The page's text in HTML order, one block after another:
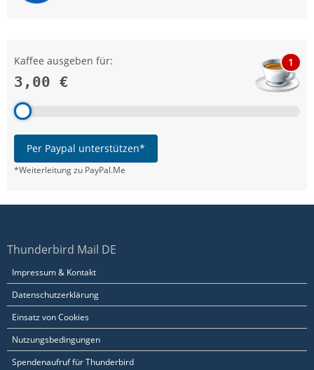
Kaffee ausgeben für:
3,00 €
1
Per Paypal unterstützen*
*Weiterleitung zu PayPal.Me
Thunderbird Mail DE
Impressum & Kontakt
Datenschutzerklärung
Einsatz von Cookies
Nutzungsbedingungen
Spendenaufruf für Thunderbird